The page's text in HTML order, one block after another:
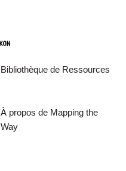
Bibliothèque de Ressources
À propos de Mapping the
Way